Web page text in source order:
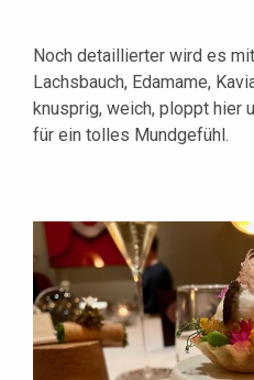
Noch detaillierter wird es
Lachsbauch, Edamame,
knusprig, weich, ploppt hier
für ein tolles Mundgefühl.